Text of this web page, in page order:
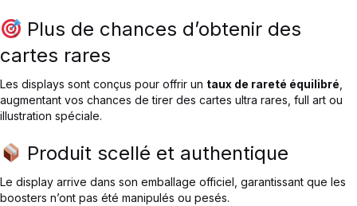
Plus de chances d’obtenir des
cartes rares
Les displays sont conçus pour offrir un taux de rareté équilibré
augmentant vos chances de tirer des cartes ultra rares, full art ou
illustration spéciale.
Produit scellé et authentique
Le display arrive dans son emballage officiel, garantissant que les
boosters n’ont pas été manipulés ou pesés.